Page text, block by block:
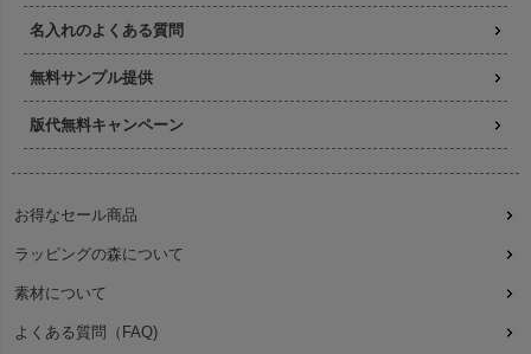
名入れのよくある質問
無料サンプル提供
版代無料キャンペーン
お得なセール商品
ラッピングの森について
素材について
よくある質問（FAQ)